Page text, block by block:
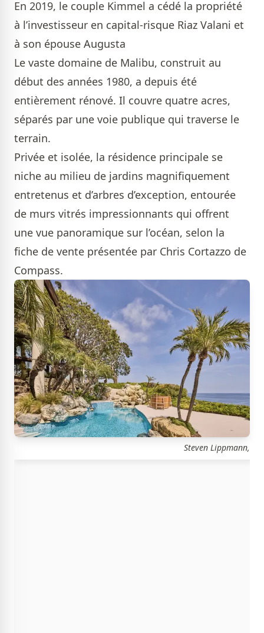
En 2019, le couple Kimmel a cédé la propriété
à l’investisseur en capital-risque Riaz Valani et
à son épouse Augusta
Le vaste domaine de Malibu, construit au
début des années 1980, a depuis été
entièrement rénové. Il couvre quatre acres,
séparés par une voie publique qui traverse le
terrain.
Privée et isolée, la résidence principale se
niche au milieu de jardins magnifiquement
entretenus et d’arbres d’exception, entourée
de murs vitrés impressionnants qui offrent
une vue panoramique sur l’océan, selon la
fiche de vente présentée par Chris Cortazzo de
Compass.
Steven Lippmann,